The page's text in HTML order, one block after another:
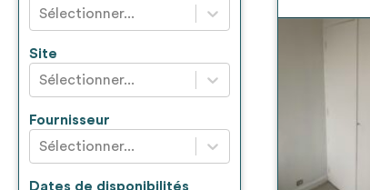
Sélectionner...
Site
Sélectionner...
Fournisseur
Sélectionner...
Dates de disponibilités